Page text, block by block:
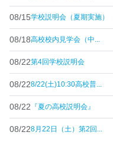
08/15学校説明会（夏期実施）
08/18高校校内見学会（中...
08/22第4回学校説明会
08/228/22(土)10:30高校普...
08/22 『夏の高校説明会』
08/228月22日（土）第2回...